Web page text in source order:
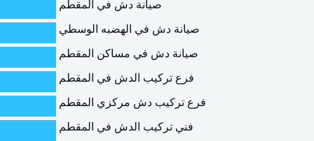
صيانة دش في المقطم
صيانة دش في الهضبه الوسطي
صيانة دش في مساكن المقطم
فرع تركيب الدش في المقطم
فرع تركيب دش مركزي المقطم
فني تركيب الدش في المقطم